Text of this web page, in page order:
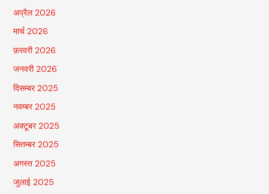
अप्रैल 2026
मार्च 2026
फ़रवरी 2026
जनवरी 2026
दिसम्बर 2025
नवम्बर 2025
अक्टूबर 2025
सितम्बर 2025
अगस्त 2025
जुलाई 2025